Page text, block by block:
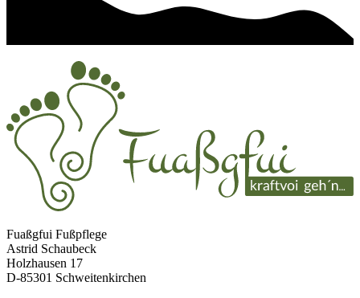
Fuaßgfui Fußpflege
Astrid Schaubeck
Holzhausen 17
D-85301 Schweitenkirchen